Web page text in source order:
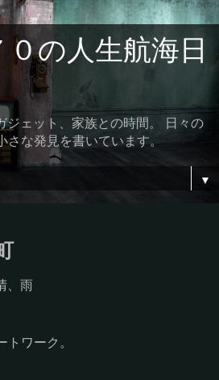
の人生航海日
ジェット、家族との時間。 日々の
さな発見を書いています。
▼
、雨
ワーク。